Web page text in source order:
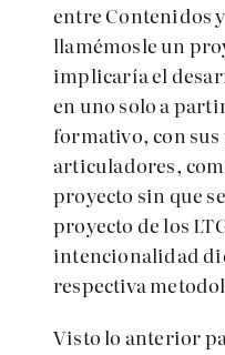
entre Contenidos
llamémosle un
implicaría el
en uno solo a
formativo, con sus
articuladores,
proyecto sin que
proyecto de los
intencionalidad
respectiva
Visto lo anterior